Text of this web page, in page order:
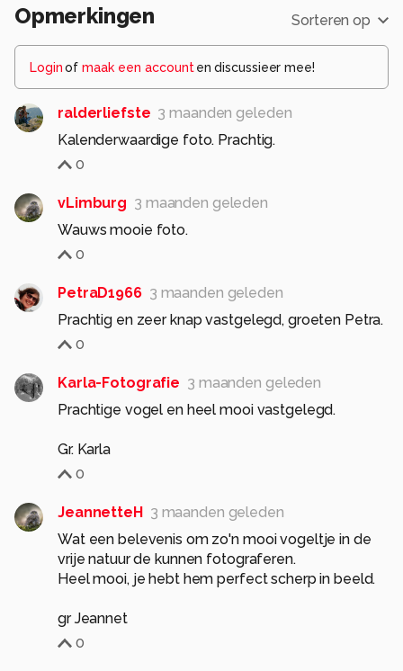
Opmerkingen Sorteren op
Loginof maak een account en discussieer mee!
ralderliefste 3 maanden geleden
Kalenderwaardige foto. Prachtig.
0
vLimburg 3 maanden geleden
Wauws mooie foto.
0
PetraD1966 3 maanden geleden
Prachtig en zeer knap vastgelegd, groeten Petra.
0
Karla-Fotografie 3 maanden geleden
Prachtige vogel en heel mooi vastgelegd.
Gr. Karla
0
JeannetteH 3 maanden geleden
Wat een belevenis om zo'n mooi vogeltje in de
vrije natuur de kunnen fotograferen.
Heel mooi, je hebt hem perfect scherp in beeld.
gr Jeannet
0